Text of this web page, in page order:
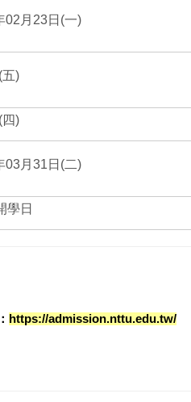
02月23日(一)
)
)
03月31日(二)
學日
https://admission.nttu.edu.tw/